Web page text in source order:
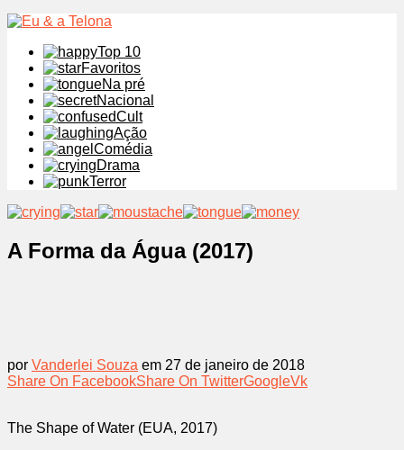
Top 10
Favoritos
Na pré
Nacional
Cult
Ação
Comédia
Drama
Terror
A Forma da Água (2017)
por Vanderlei Souza em 27 de janeiro de 2018
Share On FacebookShare On TwitterGoogleVk
The Shape of Water (EUA, 2017)